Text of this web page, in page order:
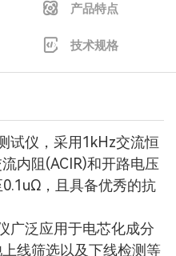
产品特点
技术规格
仪，采用1kHz交流恒
内阻(ACIR)和开路电压
，且具备优秀的抗
泛应用于电芯化成分
线筛选以及下线检测等